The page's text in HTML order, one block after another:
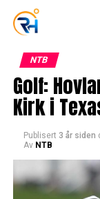
NTB
Golf:
Kirk i
Publisert 3 år siden
Av NTB